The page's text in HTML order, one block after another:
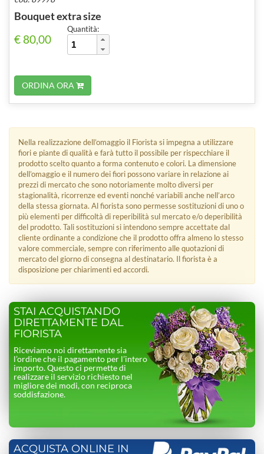
Bouquet extra size
€ 80,00
Quantità:
ORDINA ORA
Nella realizzazione dell’omaggio il Fiorista si impegna a utilizzare
fiori e piante di qualità e farà tutto il possibile per rispecchiare il
prodotto scelto quanto a forma contenuto e colori. La dimensione
dell’omaggio e il numero dei fiori possono variare in relazione ai
prezzi di mercato che sono notoriamente molto diversi per
stagionalità, ricorrenze ed eventi nonché variabili anche nell’arco
della stessa giornata. Al fiorista sono permesse sostituzioni di uno o
più elementi per difficoltà di reperibilità sul mercato e/o deperibilità
del prodotto. Tali sostituzioni si intendono sempre accettate dal
cliente ordinante a condizione che il prodotto offra almeno lo stesso
valore commerciale, sempre con riferimento alle quotazioni di
mercato del giorno di consegna al destinatario. Il fiorista è a
disposizione per chiarimenti ed accordi.
STAI ACQUISTANDO
DIRETTAMENTE DAL
FIORISTA
Riceviamo noi direttamente sia
l’ordine che il pagamento per l’intero
importo. Questo ci permette di
realizzare il servizio richiesto nel
migliore dei modi, con reciproca
soddisfazione.
ACQUISTA ONLINE IN